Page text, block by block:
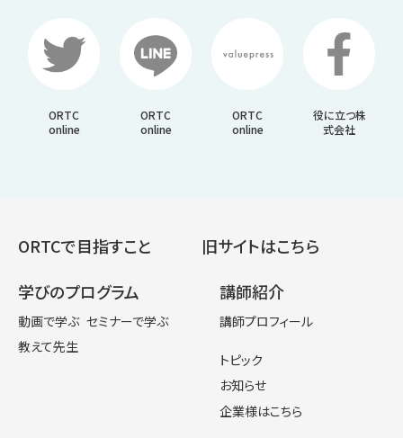
ORTC
online
ORTC
online
ORTC
online
役に立つ株
式会社
ORTCで目指すこと
旧サイトはこちら
学びのプログラム
動画で学ぶ セミナーで学ぶ
教えて先生
講師紹介
講師プロフィール
トピック
お知らせ
企業様はこちら